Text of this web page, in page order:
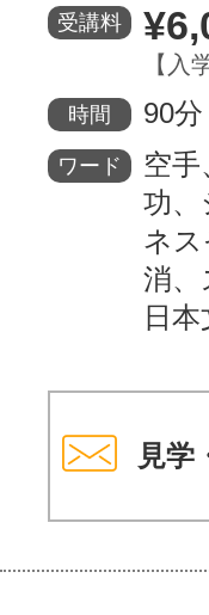
受講料
【
時間 90分
ワード
空
功
ネ
消、
日
見学